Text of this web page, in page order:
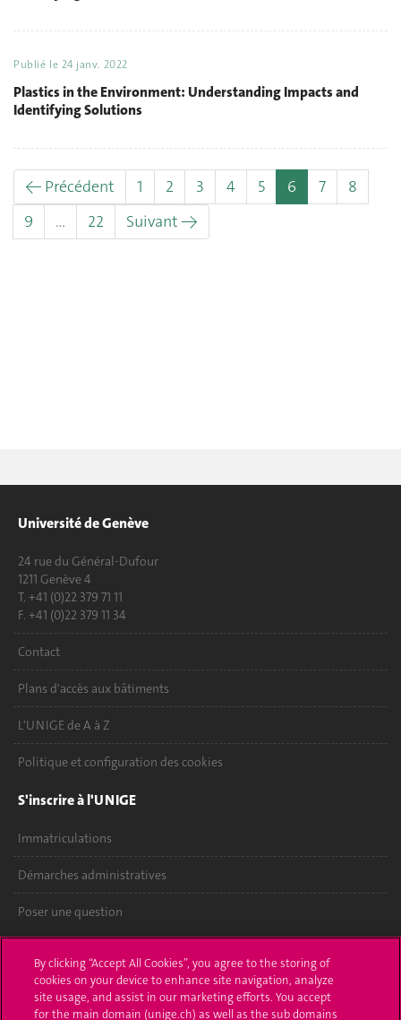
Publié le 24 janv. 2022
Plastics in the Environment: Understanding Impacts and
Identifying Solutions
← Précédent 1 2 3 4 5 6 (actuel)
7
8
9
… 22 Suivant →
Université de Genève
24 rue du Général-Dufour
1211 Genève 4
T. +41 (0)22 379 71 11
F. +41 (0)22 379 11 34
Contact
Plans d'accès aux bâtiments
L'UNIGE de A à Z
Politique et configuration des cookies
S'inscrire à l'UNIGE
Immatriculations
Démarches administratives
Poser une question
UNIGE Mobile
By clicking “Accept All Cookies”, you agree to the storing of
cookies on your device to enhance site navigation, analyze
site usage, and assist in our marketing efforts. You accept
for the main domain (unige.ch) as well as the sub domains